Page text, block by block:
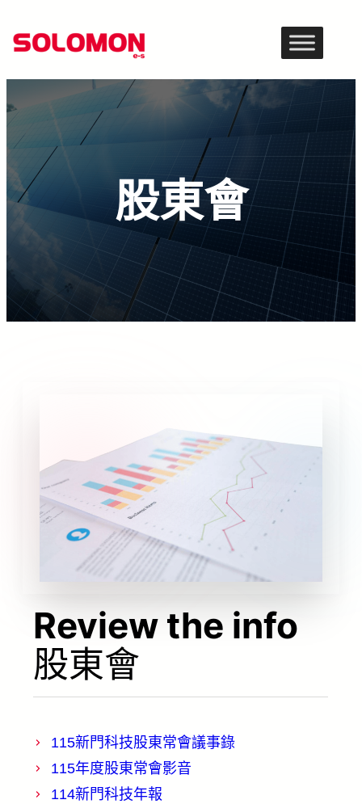
至
內
容
股東會
Review the info
股東會
115新門科技股東常會議事錄
115年度股東常會影音
114新門科技年報